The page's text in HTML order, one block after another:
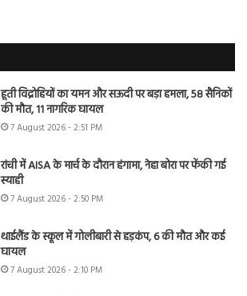
हूती विद्रोहियों का यमन और सऊदी पर बड़ा हमला, 58 सैनिकों
की मौत, 11 नागरिक घायल
7 August 2026 - 2:51 PM
रांची में AISA के मार्च के दौरान हंगामा, नेहा बोरा पर फेंकी गई
स्याही
7 August 2026 - 2:50 PM
थाईलैंड के स्कूल में गोलीबारी से हड़कंप, 6 की मौत और कई
घायल
7 August 2026 - 2:10 PM